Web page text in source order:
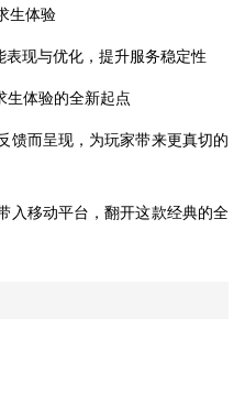
生体验
现与优化，提升服务稳定性
生体验的全新起点
馈而呈现，为玩家带来更真切的
入移动平台，翻开这款经典的全